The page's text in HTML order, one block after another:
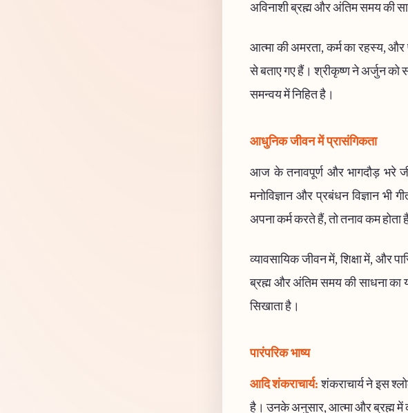
अविनाशी ब्रह्म और अंतिम समय की
आत्मा की अमरता, कर्म का रहस्य, और
से बताए गए हैं। श्रीकृष्ण ने अर्जुन को
समन्वय में निहित है।
आधुनिक जीवन में प्रासंगिकता
आज के तनावपूर्ण और भागदौड़ भरे
मनोविज्ञान और प्रबंधन विज्ञान भी
अपना कर्म करते हैं, तो तनाव कम होता
व्यावसायिक जीवन में, शिक्षा में, और
ब्रह्म और अंतिम समय की साधना का
सिखाता है।
पारंपरिक भाष्य
आदि शंकराचार्य: शंकराचार्य ने इस
है। उनके अनुसार, आत्मा और ब्रह्म में